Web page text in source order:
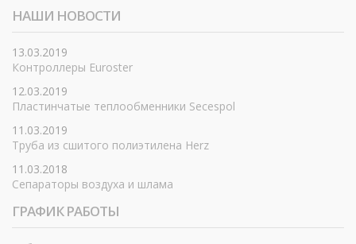
НАШИ НОВОСТИ
13.03.2019
Контроллеры Euroster
12.03.2019
Пластинчатые теплообменники Secespol
11.03.2019
Труба из сшитого полиэтилена Herz
11.03.2018
Сепараторы воздуха и шлама
ГРАФИК РАБОТЫ